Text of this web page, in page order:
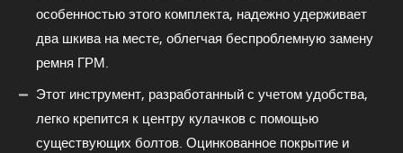
особенностью этого комплекта, надежно удерживает
два шкива на месте, облегчая беспроблемную замену
ремня ГРМ.
Этот инструмент, разработанный с учетом удобства,
легко крепится к центру кулачков с помощью
существующих болтов. Оцинкованное покрытие и